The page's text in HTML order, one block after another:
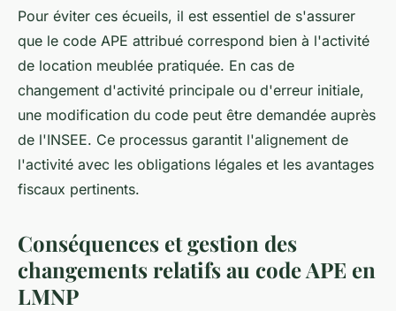
Pour éviter ces écueils, il est essentiel de s'assurer
que le code APE attribué correspond bien à l'activité
de location meublée pratiquée. En cas de
changement d'activité principale ou d'erreur initiale,
une modification du code peut être demandée auprès
de l'INSEE. Ce processus garantit l'alignement de
l'activité avec les obligations légales et les avantages
fiscaux pertinents.
Conséquences et gestion des
changements relatifs au code APE en
LMNP